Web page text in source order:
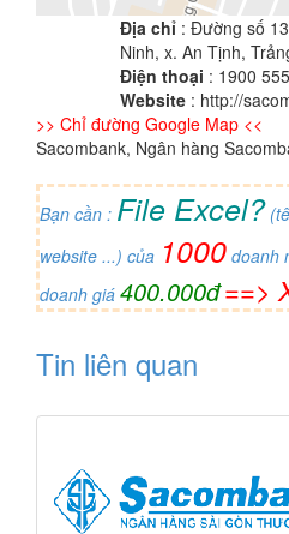
Địa chỉ : Đường số
Ninh, x. An Tịnh,
Điện thoại : 1900
Website : http://
>> Chỉ đường Google Map <<
Sacombank, Ngân hàng
Bạn cần : File Excel?
website ...) của 1000 doanh
doanh giá 400.000đ==>
Tin liên quan